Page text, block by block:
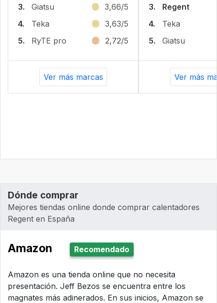
3.
Giatsu
3,66/5
4.
Teka
3,63/5
5.
RyTE pro 2,72/5
Ver más marcas
3.
Regent
4.
Teka
5.
Giatsu
Ver más
Dónde comprar
Mejores tiendas online donde comprar calentadores
Regent en España
Amazon Recomendado
Amazon es una tienda online que no necesita
presentación. Jeff Bezos se encuentra entre los
magnates más adinerados. En sus inicios, Amazon se